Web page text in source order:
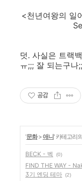
<천년여왕의 일
덧. 사실은 트랙
ㅠ;;; 잘 되는구나;;
공감
'문화>애니' 카테고리
BECK - 벡 (0)
FIND THE WAY -
3기 엔딩 테마 (2)